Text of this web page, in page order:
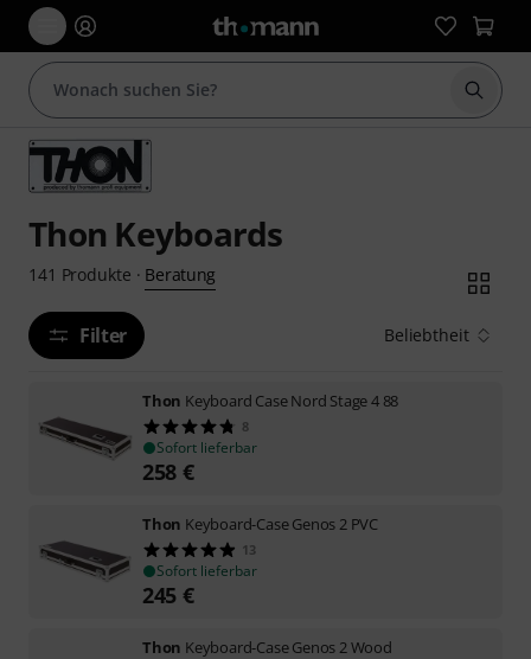
Suche
Thon Keyboards
141 Produkte · Beratung
Filter Beliebtheit
Thon Keyboard Case Nord Stage 4 88
8
Sofort lieferbar
258 €
Thon Keyboard-Case Genos 2 PVC
13
Sofort lieferbar
245 €
Thon Keyboard-Case Genos 2 Wood